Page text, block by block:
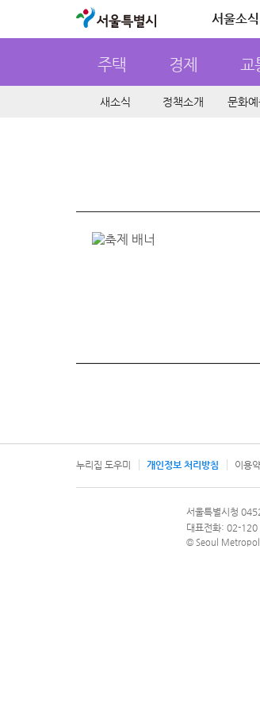
서울특별시 서울소식
주택 경제 교
새소식 정책소개 문화
누리집 도우미 개인정보 처리방침 이용
문의 전화번호 120, 120 다산
서울특별시청
대표전화: 02-
© Seoul